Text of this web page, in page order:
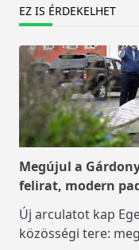
EZ IS ÉRDEKELHET
Megújul a
felirat, modern
Új arculatot kap
közösségi tere: